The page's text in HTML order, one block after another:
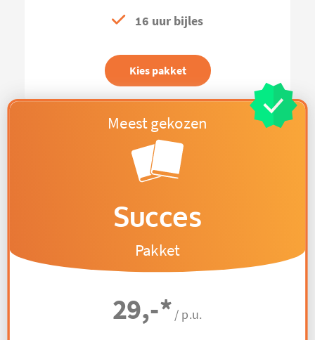
16 uur bijles
Kies pakket
Succes
Pakket
29,-* / p.u.